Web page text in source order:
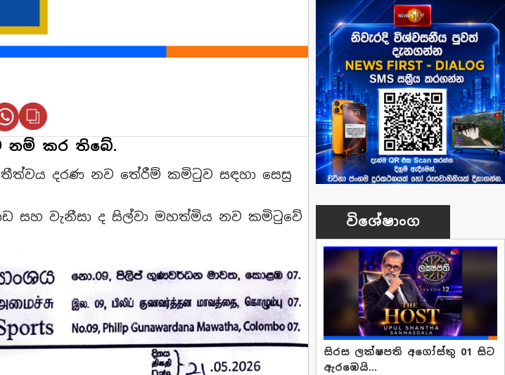
නම් කර තිබේ.
දරණ නව තේරීම් කමිටුව සඳහා සෙසු
සහ වැනීසා ද සිල්වා මහත්මිය නව කමිටුවේ
විශේෂාංග
සිරස ලක්ෂපති අගෝස්තු 01 සිට
ඇරඹෙයි...